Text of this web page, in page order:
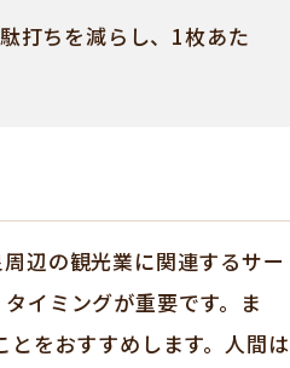
打ちを減らし、1枚あた
辺の観光業に関連するサー
イミングが重要です。ま
とをおすすめします。人間は